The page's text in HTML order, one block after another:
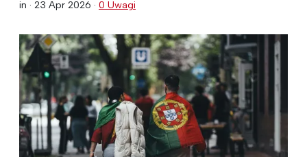
in · 23 Apr 2026 · 0 Uwagi